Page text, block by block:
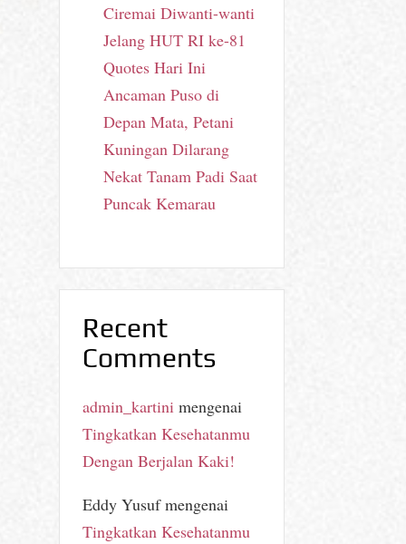
Ciremai Diwanti-wanti
Jelang HUT RI ke-81
Quotes Hari Ini
Ancaman Puso di
Depan Mata, Petani
Kuningan Dilarang
Nekat Tanam Padi Saat
Puncak Kemarau
Recent
Comments
admin_kartinimengenai
Tingkatkan Kesehatanmu
Dengan Berjalan Kaki!
Eddy Yusufmengenai
Tingkatkan Kesehatanmu